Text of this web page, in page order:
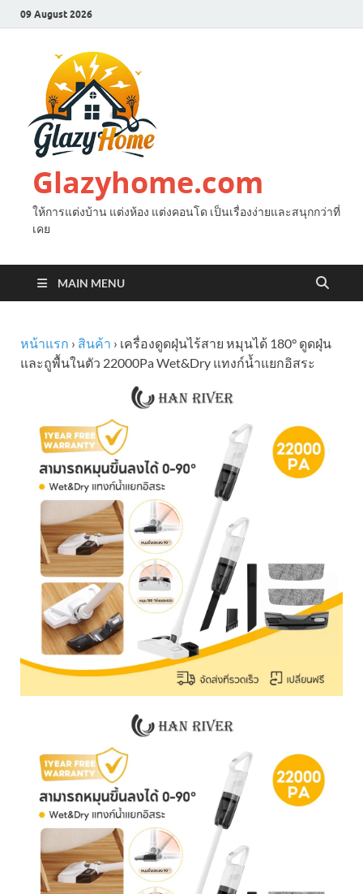
09 August 2026
Glazyhome.com
ให้การแต่งบ้าน แต่งห้อง แต่งคอนโด เป็นเรื่องง่ายและสนุกกว่าที่
เคย
MAIN MENU
หน้าแรก › สินค้า › เครื่องดูดฝุ่นไร้สาย หมุนได้ 180° ดูดฝุ่น
และถูพื้นในตัว 22000Pa Wet&Dry แทงก์น้ำแยกอิสระ